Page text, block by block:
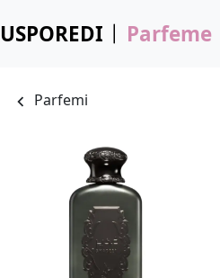
USPOREDI Parfeme
Parfemi